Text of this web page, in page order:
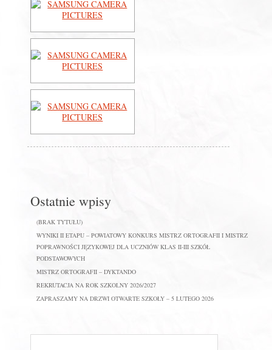
Ostatnie wpisy
(BRAK TYTUŁU)
WYNIKI II ETAPU – POWIATOWY KONKURS MISTRZ ORTOGRAFII I MISTRZ
POPRAWNOŚCI JĘZYKOWEJ DLA UCZNIÓW KLAS II-III SZKÓŁ
PODSTAWOWYCH
MISTRZ ORTOGRAFII – DYKTANDO
REKRUTACJA NA ROK SZKOLNY 2026/2027
ZAPRASZAMY NA DRZWI OTWARTE SZKOŁY – 5 LUTEGO 2026